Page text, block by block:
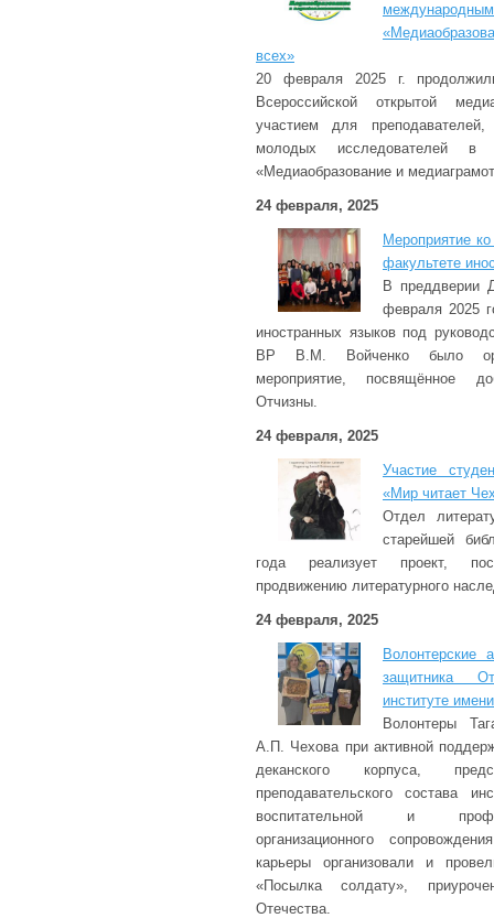
всех»
20 февраля 2025 г.
Всероссийской открытой
участием для
молодых исследователей в
«Медиаобразование и
24 февраля, 2025
Мероприятие
факультете
В преддверии
февраля 2025
иностранных языков под
ВР В.М. Войченко было
мероприятие, посвящённое
Отчизны.
24 февраля, 2025
Участие
«Мир читает
Отдел
старейшей
года реализует проект,
продвижению литературного
24 февраля, 2025
Волонтерские
защитника
институте
Волонтеры
А.П. Чехова при активной
деканского корпуса,
преподавательского состава
воспитательной и
организационного
карьеры организовали и
«Посылка солдату»,
Отечества.